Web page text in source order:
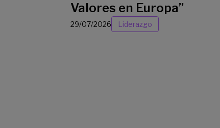
Valores en Europa”
29/07/2026 Liderazgo